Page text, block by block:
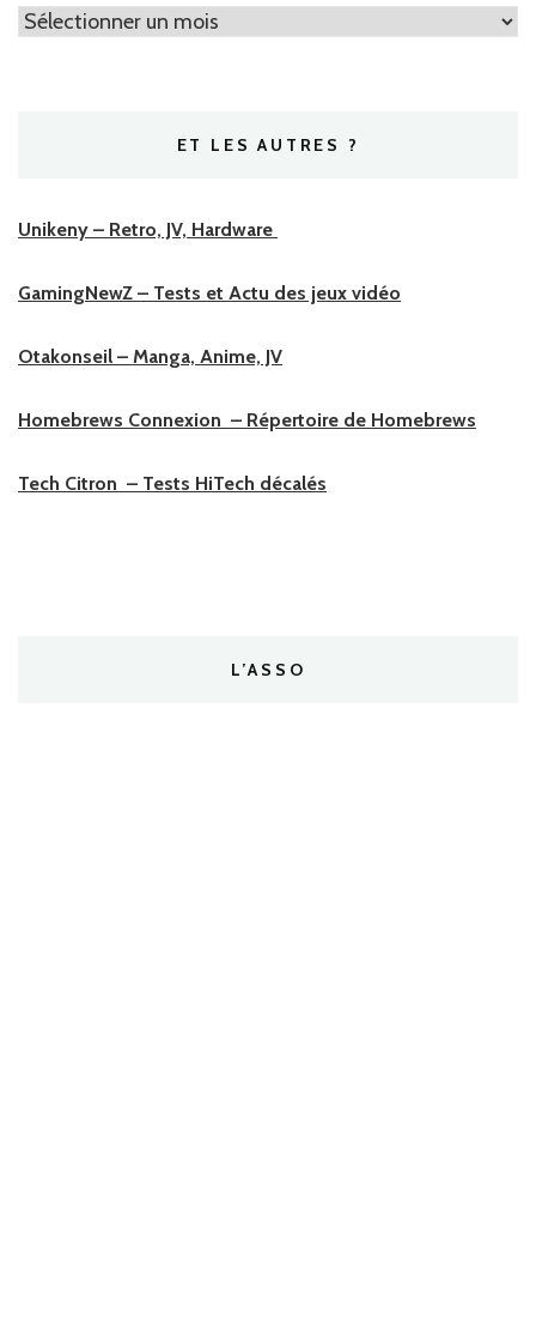
ET LES AUTRES ?
Unikeny – Retro, JV, Hardware
GamingNewZ – Tests et Actu des jeux vidéo
Otakonseil – Manga, Anime, JV
Homebrews Connexion – Répertoire de Homebrews
Tech Citron – Tests HiTech décalés
L’ASSO